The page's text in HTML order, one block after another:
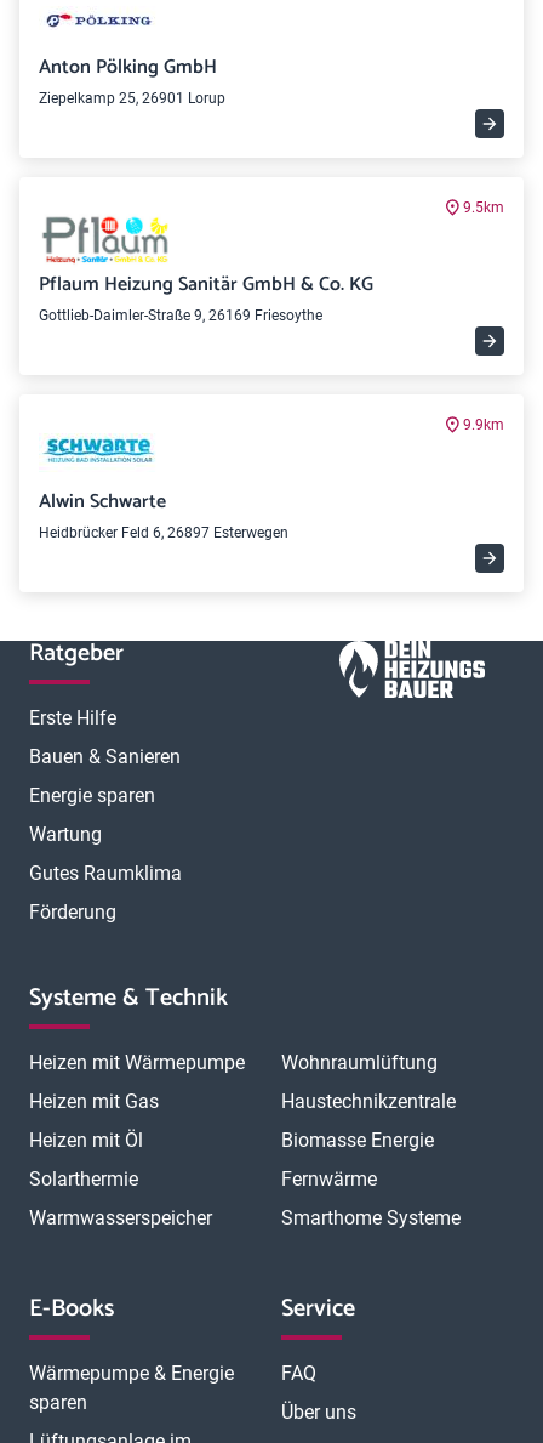
Anton Pölking GmbH
Ziepelkamp 25, 26901 Lorup
9.5km
Pflaum Heizung Sanitär GmbH & Co. KG
Gottlieb-Daimler-Straße 9, 26169 Friesoythe
9.9km
Alwin Schwarte
Heidbrücker Feld 6, 26897 Esterwegen
Ratgeber
Erste Hilfe
Bauen & Sanieren
Energie sparen
Wartung
Gutes Raumklima
Förderung
Systeme & Technik
Heizen mit Wärmepumpe
Heizen mit Gas
Heizen mit Öl
Solarthermie
Warmwasserspeicher
Wohnraumlüftung
Haustechnikzentrale
Biomasse Energie
Fernwärme
Smarthome Systeme
E-Books
Wärmepumpe & Energie
sparen
Service
FAQ
Über uns